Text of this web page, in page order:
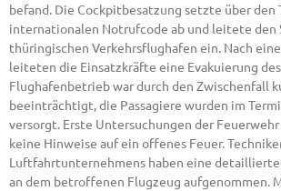
befand. Die Cockpitbesatzung setzte über den
internationalen Notrufcode ab und leitete den
thüringischen Verkehrsflughafen ein. Nach
leiteten die Einsatzkräfte eine Evakuierung
Flughafenbetrieb war durch den Zwischenfall
beeinträchtigt, die Passagiere wurden im
versorgt. Erste Untersuchungen der
keine Hinweise auf ein offenes Feuer.
Luftfahrtunternehmens haben eine detaillierte
an dem betroffenen Flugzeug aufgenommen.